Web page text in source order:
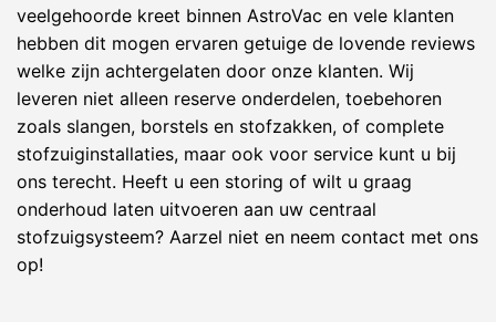
veelgehoorde kreet binnen AstroVac en vele klanten
hebben dit mogen ervaren getuige de lovende reviews
welke zijn achtergelaten door onze klanten. Wij
leveren niet alleen reserve onderdelen, toebehoren
zoals slangen, borstels en stofzakken, of complete
stofzuiginstallaties, maar ook voor service kunt u bij
ons terecht. Heeft u een storing of wilt u graag
onderhoud laten uitvoeren aan uw centraal
stofzuigsysteem? Aarzel niet en neem contact met ons
op!